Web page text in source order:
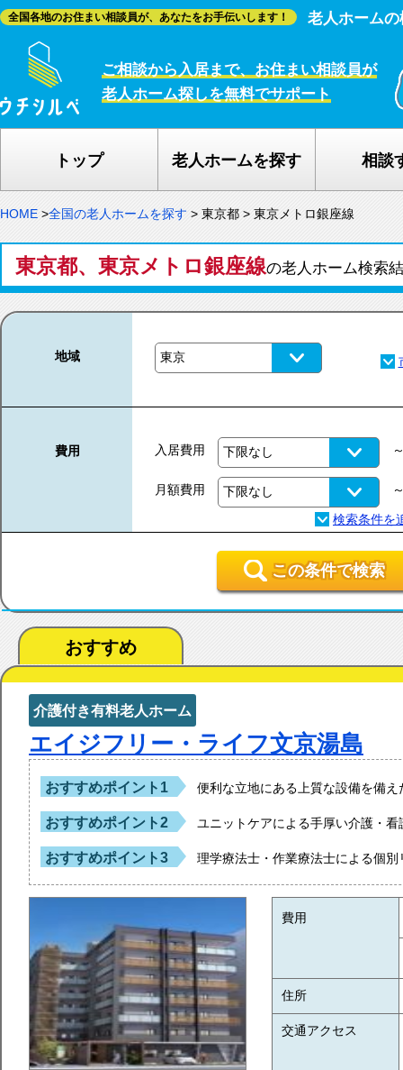
全国各地のお住まい相談員が、あなたをお手伝いします！ 老人ホーム
ご相談から入居まで、お住まい相談員が
老人ホーム探しを無料でサポート
トップ 老人ホームを探す 相談
HOME >全国の老人ホームを探す > 東京都 > 東京メトロ銀座線
東京都、東京メトロ銀座線の老人ホーム検索
地域
費用 入居費用
月額費用
この条件で検索
おすすめ
介護付き有料老人ホーム
エイジフリー・ライフ文京湯島
おすすめポイント1 便利な立地にある上質な設備を備
おすすめポイント2 ユニットケアによる手厚い介護・
おすすめポイント3 理学療法士・作業療法士による個
費用
住所
交通アクセス